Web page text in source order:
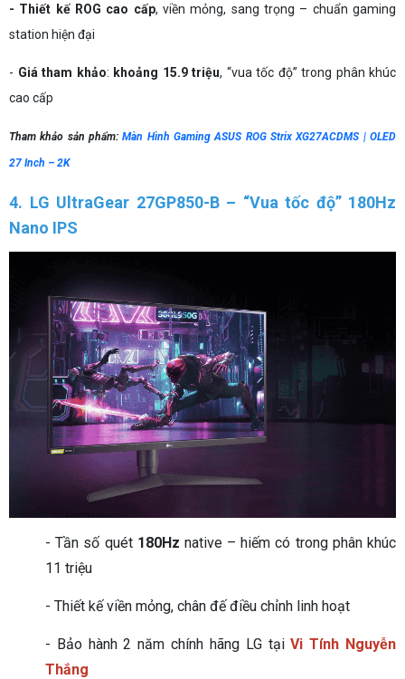
- Thiết kế ROG cao cấp, viền mỏng, sang trọng – chuẩn gaming
station hiện đại
- Giá tham khảo: khoảng 15.9 triệu, “vua tốc độ” trong phân khúc
cao cấp
Tham khảo sản phẩm:Màn Hình Gaming ASUS ROG Strix XG27ACDMS | OLED
27 Inch – 2K
4. LG UltraGear 27GP850-B – “Vua tốc độ” 180Hz
Nano IPS
- Tần số quét 180Hz native – hiếm có trong phân khúc
11 triệu
- Thiết kế viền mỏng, chân đế điều chỉnh linh hoạt
- Bảo hành 2 năm chính hãng LG tạiVi Tính Nguyễn
Thắng